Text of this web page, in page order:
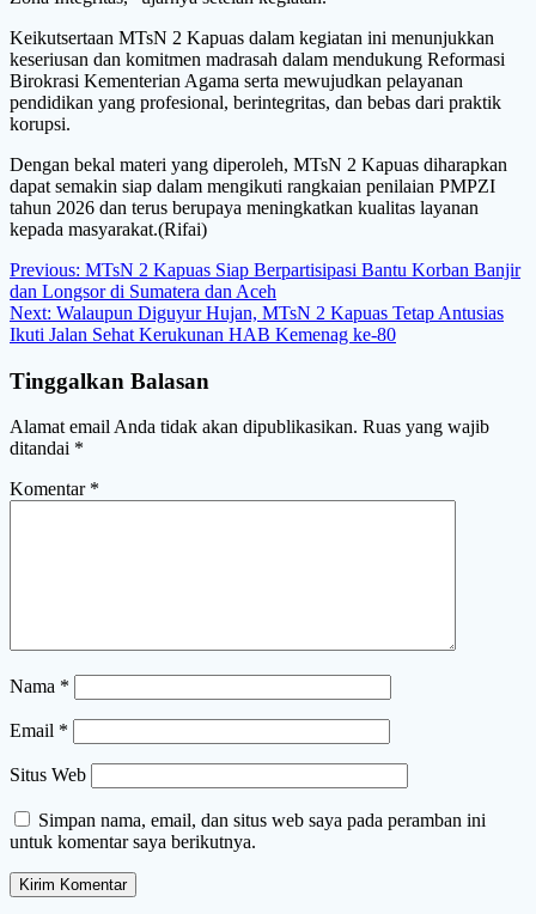
Keikutsertaan MTsN 2 Kapuas dalam kegiatan ini menunjukkan
keseriusan dan komitmen madrasah dalam mendukung Reformasi
Birokrasi Kementerian Agama serta mewujudkan pelayanan
pendidikan yang profesional, berintegritas, dan bebas dari praktik
korupsi.
Dengan bekal materi yang diperoleh, MTsN 2 Kapuas diharapkan
dapat semakin siap dalam mengikuti rangkaian penilaian PMPZI
tahun 2026 dan terus berupaya meningkatkan kualitas layanan
kepada masyarakat.(Rifai)
Navigasi
pos
Previous: Previous
post:
MTsN 2 Kapuas Siap Berpartisipasi Bantu Korban Banjir
dan Longsor di Sumatera dan Aceh
Next: Next
post:
Walaupun Diguyur Hujan, MTsN 2 Kapuas Tetap Antusias
Ikuti Jalan Sehat Kerukunan HAB Kemenag ke-80
Tinggalkan Balasan
Alamat email Anda tidak akan dipublikasikan. Ruas yang wajib
ditandai *
Komentar *
Nama *
Email *
Situs Web
Simpan nama, email, dan situs web saya pada peramban ini
untuk komentar saya berikutnya.